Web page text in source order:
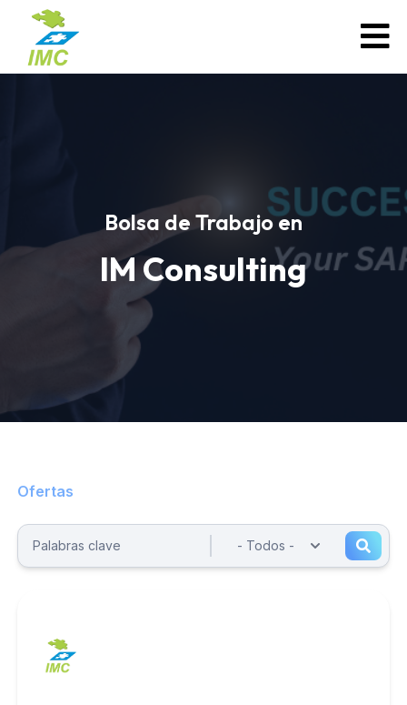
Bolsa de Trabajo en
IM Consulting
Ofertas